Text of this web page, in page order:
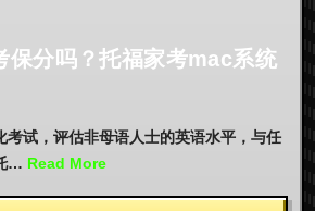
保分吗？托福家考mac系统
考试，评估非母语人士的英语水平，与任
… Read More